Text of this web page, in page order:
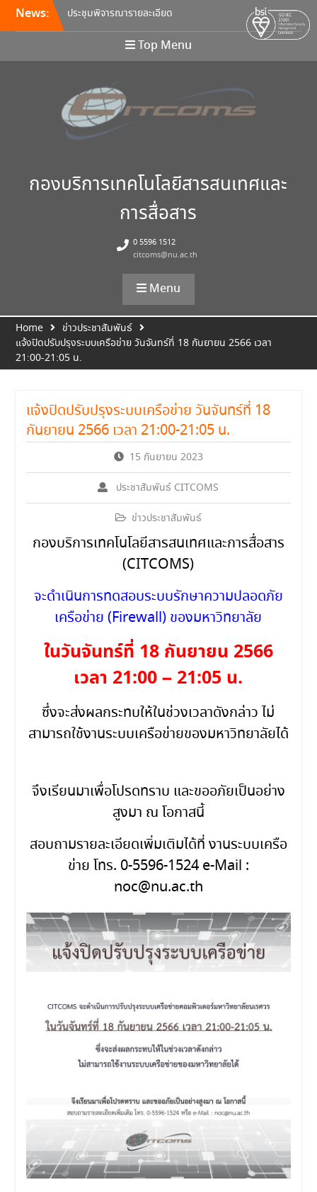
News:
ประชุมพิจารณารายละเอียด
คุณลักษณะ และกำหนดราคา
กลางครุภัณฑ์คอมพิวเตอร์ ครั้ง
ที่ 5/2569
Integration / Continuous
Deployment (CI/CD)
ขอเชิญเข้าร่วมการอบรมสัมมนา
“พัฒนาทักษะการเรียนการสอน
Top Menu
กองบริการเทคโนโลยีสารสนเทศและ
การสื่อสาร
0 5596 1512
citcoms@nu.ac.th
Menu
Home
ข่าวประชาสัมพันธ์
แจ้งปิดปรับปรุงระบบเครือข่าย วันจันทร์ที่ 18 กันยายน 2566 เวลา
21:00-21:05 น.
แจ้งปิดปรับปรุงระบบเครือข่าย วันจันทร์ที่ 18
กันยายน 2566 เวลา 21:00-21:05 น.
15 กันยายน 2023
ประชาสัมพันธ์ CITCOMS
ข่าวประชาสัมพันธ์
กองบริการเทคโนโลยีสารสนเทศและการสื่อสาร
(CITCOMS)
จะดำเนินการทดสอบระบบรักษาความปลอดภัย
เครือข่าย (Firewall) ของมหาวิทยาลัย
ในวันจันทร์ที่ 18 กันยายน 2566
เวลา 21:00 – 21:05 น.
ซึ่งจะส่งผลกระทบให้ในช่วงเวลาดังกล่าว ไม่
สามารถใช้งานระบบเครือข่ายของมหาวิทยาลัยได้
จึงเรียนมาเพื่อโปรดทราบ และขออภัยเป็นอย่าง
สูงมา ณ โอกาสนี้
สอบถามรายละเอียดเพิ่มเติมได้ที่ งานระบบเครือ
ข่าย โทร. 0-5596-1524 e-Mail :
noc@nu.ac.th